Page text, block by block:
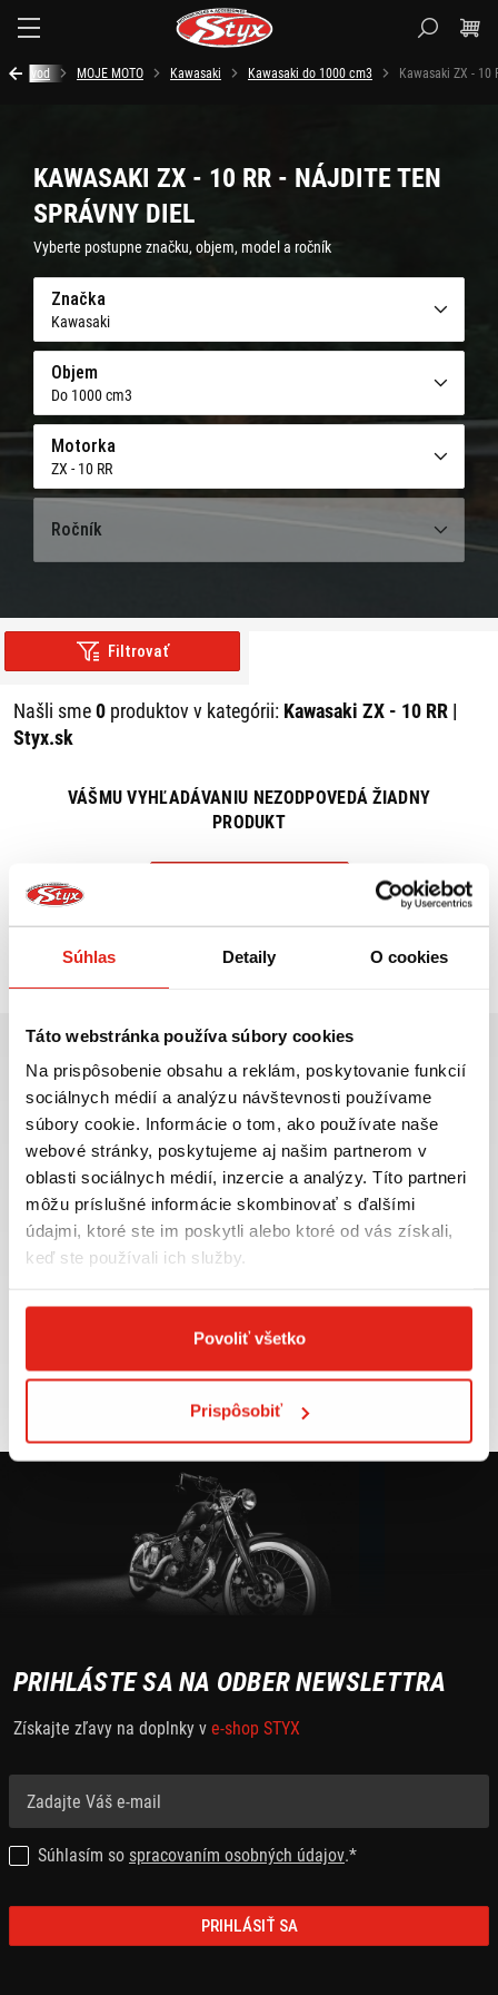
Súhlas Detaily O cookies
Táto webstránka používa súbory cookies
Na prispôsobenie obsahu a reklám, poskytovanie funkcií
sociálnych médií a analýzu návštevnosti používame
súbory cookie. Informácie o tom, ako používate naše
webové stránky, poskytujeme aj našim partnerom v
oblasti sociálnych médií, inzercie a analýzy. Títo partneri
môžu príslušné informácie skombinovať s ďalšími
údajmi, ktoré ste im poskytli alebo ktoré od vás získali,
keď ste používali ich služby.
Povoliť všetko
Prispôsobiť
Úvod MOJE MOTO Kawasaki Kawasaki do 1000 cm3 Kawasaki ZX - 10
KAWASAKI ZX - 10 RR - NÁJDITE TEN
SPRÁVNY DIEL
Vyberte postupne značku, objem, model a ročník
Značka
Kawasaki
Objem
Do 1000 cm3
Motorka
ZX - 10 RR
Ročník
Filtrovať
Našli sme0 produktov v kategórii: Kawasaki ZX - 10 RR |
Styx.sk
VÁŠMU VYHĽADÁVANIU NEZODPOVEDÁ ŽIADNY
PRODUKT
Najväčší výber moto
príslušenstva ihneď k
odberu
Doprava ZADARMO pre
objednávky nad 50€ v rámci
SR
PRIHLÁSTE SA NA ODBER NEWSLETTRA
Získajte zľavy na doplnky v e-shop STYX
Súhlasím so spracovaním osobných údajov.*
PRIHLÁSIŤ SA